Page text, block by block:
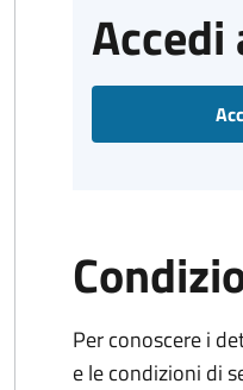
Per conoscere i
e le condizioni di